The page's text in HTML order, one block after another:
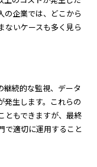
の企業では、どこから
ないケースも多く見ら
継続的な監視、データ
発生します。これらの
ともできますが、最終
で適切に運用すること